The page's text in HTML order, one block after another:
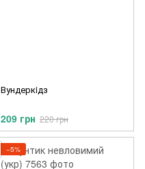
Вундеркiдз
209 грн 220 грн
−5%